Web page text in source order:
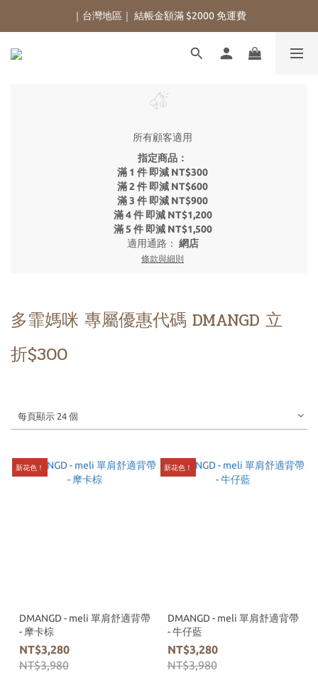
｜台灣地區｜ 結帳金額滿 $2000 免運費
所有顧客適用
指定商品：
滿 1 件 即減 NT$300
滿 2 件 即減 NT$600
滿 3 件 即減 NT$900
滿 4 件 即減 NT$1,200
滿 5 件 即減 NT$1,500
適用通路： 網店
條款與細則
多霏媽咪 專屬優惠代碼 DMANGD 立
折$300
每頁顯示 24 個
新花色！
DMANGD - meli 單肩舒適背帶
- 摩卡棕
NT$3,280
NT$3,980
新花色！
DMANGD - meli 單肩舒適背帶
- 牛仔藍
NT$3,280
NT$3,980